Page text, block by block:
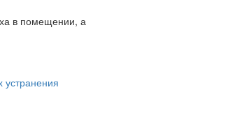
в помещении, а
устранения